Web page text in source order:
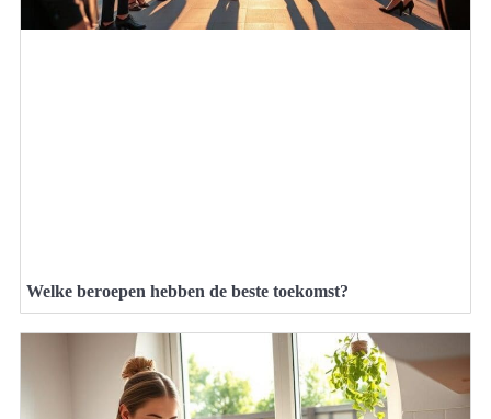
Welke beroepen hebben de beste toekomst?